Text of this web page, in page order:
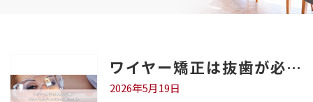
ワイヤー矯正は抜歯が必要？判断基準と治療の流れを倉敷の歯科医が解説
2026年5月19日